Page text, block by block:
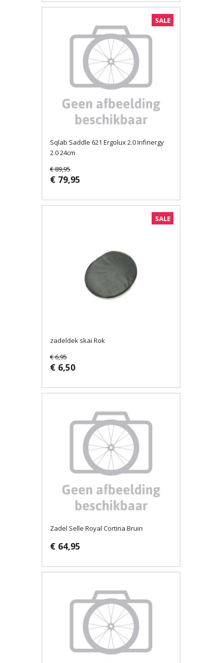
SALE
Sqlab Saddle 621 Ergolux 2.0 Infinergy
2.0 24cm
€ 89,95
€ 79,95
SALE
zadeldek skai Rok
€ 6,95
€ 6,50
Zadel Selle Royal Cortina Bruin
€ 64,95